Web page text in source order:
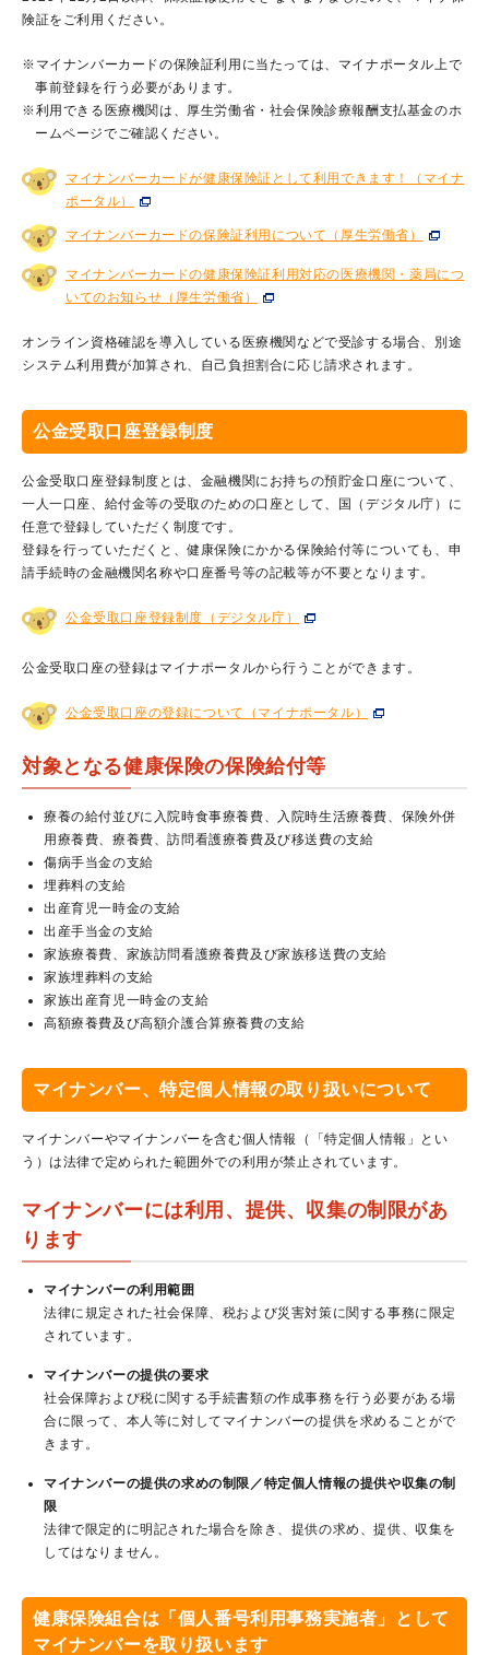
険証をご利用ください。
※マイナンバーカードの保険証利用に当たっては、マイナポータル上で
事前登録を行う必要があります。
※利用できる医療機関は、厚生労働省・社会保険診療報酬支払基金のホ
ームページでご確認ください。
マイナンバーカードが健康保険証として利用できます！（マイナ
ポータル）
マイナンバーカードの保険証利用について（厚生労働省）
マイナンバーカードの健康保険証利用対応の医療機関・薬局につ
いてのお知らせ（厚生労働省）
オンライン資格確認を導入している医療機関などで受診する場合、別途
システム利用費が加算され、自己負担割合に応じ請求されます。
公金受取口座登録制度
公金受取口座登録制度とは、金融機関にお持ちの預貯金口座について、
一人一口座、給付金等の受取のための口座として、国（デジタル庁）に
任意で登録していただく制度です。
登録を行っていただくと、健康保険にかかる保険給付等についても、申
請手続時の金融機関名称や口座番号等の記載等が不要となります。
公金受取口座登録制度（デジタル庁）
公金受取口座の登録はマイナポータルから行うことができます。
公金受取口座の登録について（マイナポータル）
対象となる健康保険の保険給付等
療養の給付並びに入院時食事療養費、入院時生活療養費、保険外併
用療養費、療養費、訪問看護療養費及び移送費の支給
傷病手当金の支給
埋葬料の支給
出産育児一時金の支給
出産手当金の支給
家族療養費、家族訪問看護療養費及び家族移送費の支給
家族埋葬料の支給
家族出産育児一時金の支給
高額療養費及び高額介護合算療養費の支給
マイナンバー、特定個人情報の取り扱いについて
マイナンバーやマイナンバーを含む個人情報（「特定個人情報」とい
う）は法律で定められた範囲外での利用が禁止されています。
マイナンバーには利用、提供、収集の制限があ
ります
マイナンバーの利用範囲
法律に規定された社会保障、税および災害対策に関する事務に限定
されています。
マイナンバーの提供の要求
社会保障および税に関する手続書類の作成事務を行う必要がある場
合に限って、本人等に対してマイナンバーの提供を求めることがで
きます。
マイナンバーの提供の求めの制限／特定個人情報の提供や収集の制
限
法律で限定的に明記された場合を除き、提供の求め、提供、収集を
してはなりません。
健康保険組合は「個人番号利用事務実施者」として
マイナンバーを取り扱います